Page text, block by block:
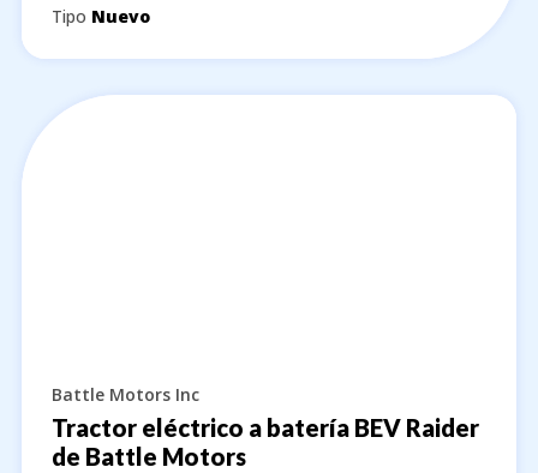
Tipo Nuevo
Battle Motors Inc
Tractor eléctrico a batería BEV Raider
de Battle Motors